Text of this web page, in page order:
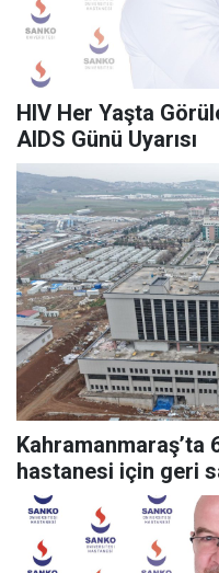
HIV Her Yaşta
AIDS Günü Uyarısı
Kahramanmaraş’ta
hastanesi için geri